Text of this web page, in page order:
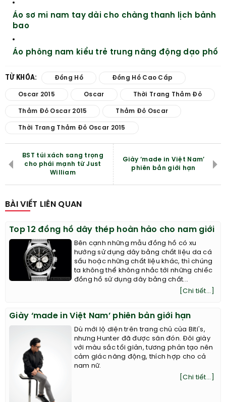
Áo sơ mi nam tay dài cho chàng thanh lịch bảnh
bao
Áo phông nam kiểu trẻ trung năng động dạo phố
TỪ KHÓA: Đồng Hồ Đồng Hồ Cao Cấp
Oscar 2015 Oscar Thời Trang Thảm Đỏ
Thảm Đỏ Oscar 2015 Thảm Đỏ Oscar
Thời Trang Thảm Đỏ Oscar 2015
BST túi xách sang trọng
cho phái mạnh từ Just
William
Giày ‘made in Việt Nam’
phiên bản giới hạn
BÀI VIẾT LIÊN QUAN
Top 12 đồng hồ dây thép hoàn hảo cho nam giới
Bên cạnh những mẫu đồng hồ có xu
hướng sử dụng dây bằng chất liệu da cá
sấu hoặc những chất liệu khác, thì chúng
ta không thể không nhắc tới những chiếc
đồng hồ sử dụng dây bằng chất...
[Chi tiết...]
Giày ‘made in Việt Nam’ phiên bản giới hạn
Dù mới lộ diện trên trang chủ của Biti's,
nhưng Hunter đã được săn đón. Đôi giày
với màu sắc tối giản, tương phản tạo nên
cảm giác năng động, thích hợp cho cả
nam nữ.
[Chi tiết...]